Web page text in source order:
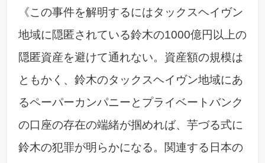
《この事件を解明するにはタックスヘイヴン
地域に隠匿されている鈴木の1000億円以上の
隠匿資産を避けて通れない。資産額の規模は
ともかく、鈴木のタックスヘイヴン地域にあ
るペーパーカンパニーとプライベートバンク
の口座の存在の端緒が掴めれば、芋づる式に
鈴木の犯罪が明らかになる。関連する日本の